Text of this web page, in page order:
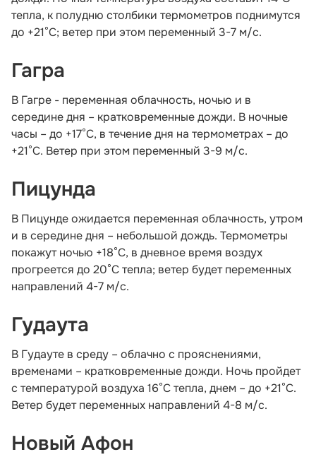
тепла, к полудню столбики термометров поднимутся
до +21°С; ветер при этом переменный 3-7 м/с.
Гагра
В Гагре - переменная облачность, ночью и в
середине дня – кратковременные дожди. В ночные
часы – до +17°С, в течение дня на термометрах – до
+21°С. Ветер при этом переменный 3-9 м/с.
Пицунда
В Пицунде ожидается переменная облачность, утром
и в середине дня – небольшой дождь. Термометры
покажут ночью +18°С, в дневное время воздух
прогреется до 20°С тепла; ветер будет переменных
направлений 4-7 м/с.
Гудаута
В Гудауте в среду – облачно с прояснениями,
временами – кратковременные дожди. Ночь пройдет
с температурой воздуха 16°С тепла, днем – до +21°С.
Ветер будет переменных направлений 4-8 м/с.
Новый Афон